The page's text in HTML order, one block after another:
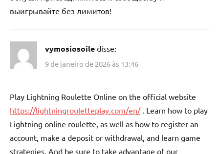
выигрывайте без лимитов!
vymosiosoile disse:
9 de janeiro de 2026 às 13:46
Play Lightning Roulette Online on the official website
https://lightningrouletteplay.com/en/. Learn how to play
Lightning online roulette, as well as how to register an
account, make a deposit or withdrawal, and learn game
strategies. And be sure to take advantage of our